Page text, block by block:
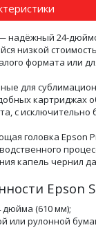
— надёжный 24-
низкой
формата или
для
с
головка Epson
капель чернил
Epson
(610 мм);
или рулонной